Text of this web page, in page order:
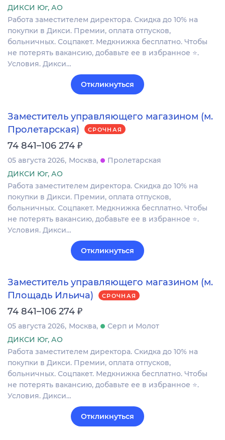
ДИКСИ Юг, АО
Работа заместителем директора. Скидка до 10% на
покупки в Дикси. Премии, оплата отпусков,
больничных. Соцпакет. Медкнижка бесплатно. Чтобы
не потерять вакансию, добавьте ее в избранное ⭐.
Условия. Дикси…
Откликнуться
Заместитель управляющего магазином (м.
Пролетарская)
СРОЧНАЯ
74 841–106 274 ₽
05 августа 2026 Москва
Пролетарская
ДИКСИ Юг, АО
Работа заместителем директора. Скидка до 10% на
покупки в Дикси. Премии, оплата отпусков,
больничных. Соцпакет. Медкнижка бесплатно. Чтобы
не потерять вакансию, добавьте ее в избранное ⭐.
Условия. Дикси…
Откликнуться
Заместитель управляющего магазином (м.
Площадь Ильича)
СРОЧНАЯ
74 841–106 274 ₽
05 августа 2026 Москва
Серп и Молот
ДИКСИ Юг, АО
Работа заместителем директора. Скидка до 10% на
покупки в Дикси. Премии, оплата отпусков,
больничных. Соцпакет. Медкнижка бесплатно. Чтобы
не потерять вакансию, добавьте ее в избранное ⭐.
Условия. Дикси…
Откликнуться